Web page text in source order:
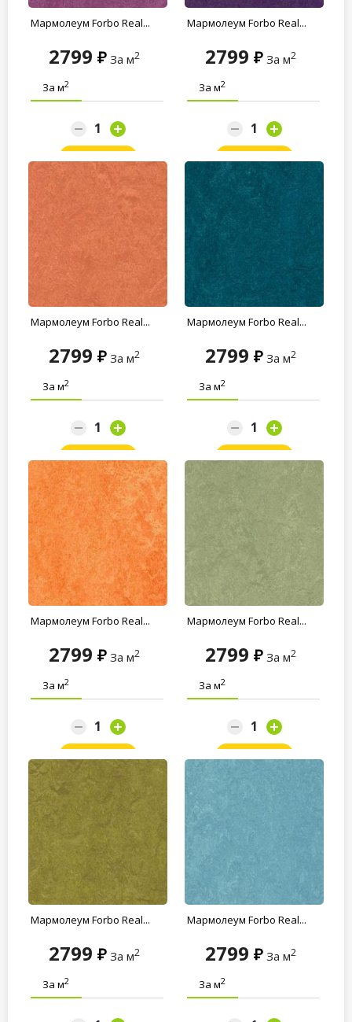
Мармолеум Forbo Real...
2799 За м2
За м2
Мармолеум Forbo Real...
2799 За м2
За м2
Мармолеум Forbo Real...
2799 За м2
За м2
Мармолеум Forbo Real...
2799 За м2
За м2
Мармолеум Forbo Real...
2799 За м2
За м2
Мармолеум Forbo Real...
2799 За м2
За м2
Мармолеум Forbo Real...
2799 За м2
За м2
Мармолеум Forbo Real...
2799 За м2
За м2